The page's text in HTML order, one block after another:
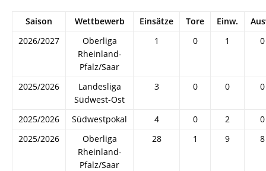
Saison Wettbewerb Einsätze Tore Einw.
2026/2027
Oberliga
Rheinland-
Pfalz/Saar
1 0 1 0
2025/2026
Landesliga
Südwest-Ost
3 0 0 0
2025/2026 Südwestpokal 4 0 2
0
2025/2026
Oberliga
Rheinland-
Pfalz/Saar
28 1 9 8